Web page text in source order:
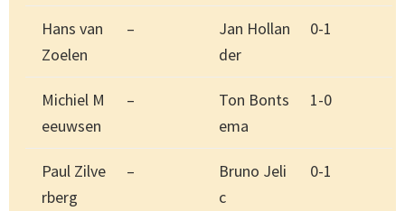
Hans van
Zoelen
–
Jan Hollan
der
0-1
Michiel M
eeuwsen
–
Ton Bonts
ema
1-0
Paul Zilve
rberg
–
Bruno Jeli
c
0-1